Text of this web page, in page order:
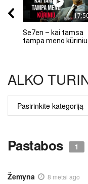
Se7en – kai tamsa
tampa meno kūriniu
ALKO
TURINYS
Pastabos 1
Žemyna 8 metai ago